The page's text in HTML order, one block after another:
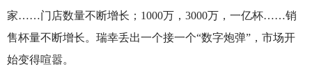
家……门店数量不断增长；1000万，3000万，一亿杯……销
售杯量不断增长。瑞幸丢出一个接一个“数字炮弹”，市场开
始变得喧嚣。